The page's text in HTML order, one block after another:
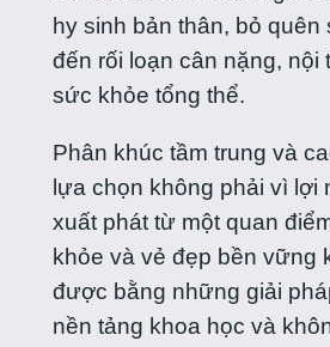
hy sinh bản thân, bỏ
đến rối loạn cân nặng, nội
sức khỏe tổng thể.
Phân khúc tầm trung và
lựa chọn không phải vì lợi
xuất phát từ một quan
khỏe và vẻ đẹp bền vững
được bằng những giải
nền tảng khoa học và